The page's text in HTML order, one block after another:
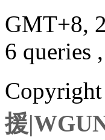
GMT+8,
6 queries
援